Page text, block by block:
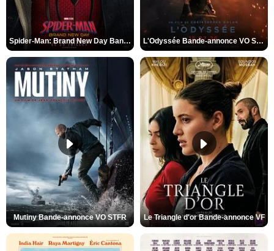
Spider-Man: Brand New Day Bande-annonce VO STFR L'Odyssée Bande-annonce VO STFR
Mutiny Bande-annonce VO STFR Le Triangle d'or Bande-annonce VF